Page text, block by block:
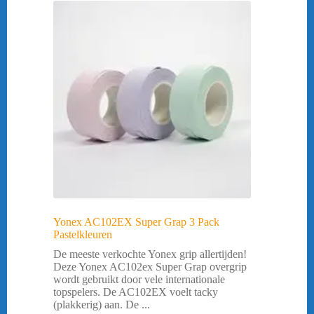
Yonex AC102EX Super Grap 3 Pack
Pastelkleuren
De meeste verkochte Yonex grip allertijden!
Deze Yonex AC102ex Super Grap overgrip
wordt gebruikt door vele internationale
topspelers. De AC102EX voelt tacky
(plakkerig) aan. De ...